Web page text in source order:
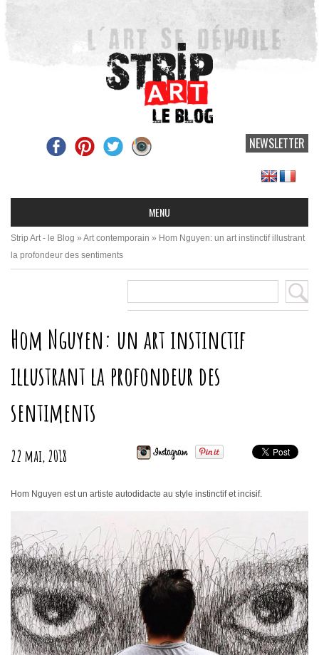
NEWSLETTER
Strip Art - le Blog » Art contemporain » Hom Nguyen: un art instinctif illustrant
la profondeur des sentiments
Hom Nguyen: un art instinctif
illustrant la profondeur des
sentiments
22 mai, 2018
Hom Nguyen est un artiste autodidacte au style instinctif et incisif.